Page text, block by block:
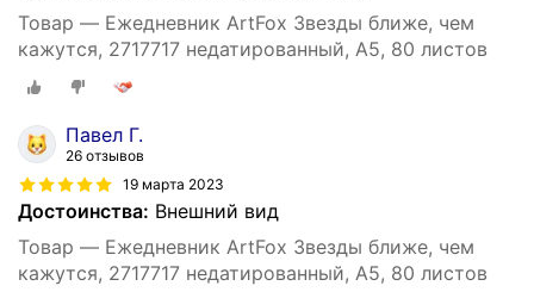
Товар — Ежедневник ArtFox Звезды ближе, чем
кажутся, 2717717 недатированный, А5, 80 листов
Павел Г.
26 отзывов
19 марта 2023
Достоинства: Внешний вид
Товар — Ежедневник ArtFox Звезды ближе, чем
кажутся, 2717717 недатированный, А5, 80 листов